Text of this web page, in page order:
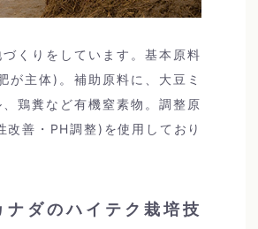
くりをしています。基本原料
が主体)。補助原料に、大豆ミ
鶏糞など有機窒素物。調整原
改善・PH調整)を使用しており
ナダのハイテク栽培技